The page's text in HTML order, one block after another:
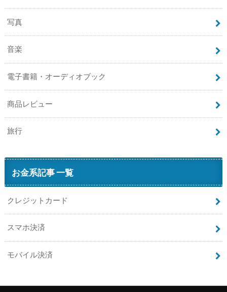
写真
音楽
電子書籍・オーディオブック
商品レビュー
旅行
お金系記事 一覧
クレジットカード
スマホ決済
モバイル決済